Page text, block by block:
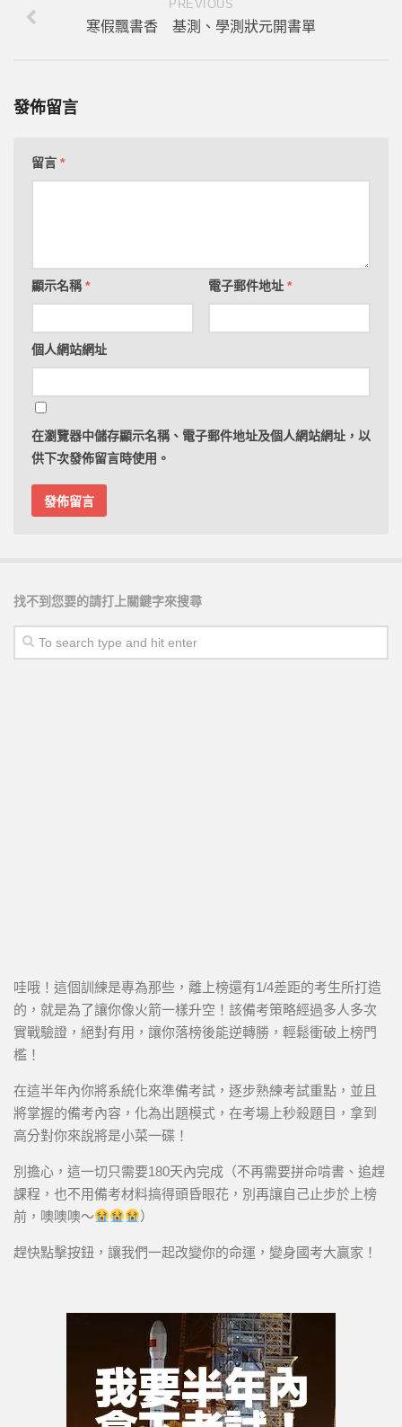
PREVIOUS
寒假飄書香 基測、學測狀元開書單
發佈留言
留言 *
顯示名稱* 電子郵件地址 *
個人網站網址
在瀏覽器中儲存顯示名稱、電子郵件地址及個人網站網址，以
供下次發佈留言時使用。
找不到您要的請打上關鍵字來搜尋
哇哦！這個訓練是專為那些，離上榜還有1/4差距的考生所打造
的，就是為了讓你像火箭一樣升空！該備考策略經過多人多次
實戰驗證，絕對有用，讓你落榜後能逆轉勝，輕鬆衝破上榜門
檻！
在這半年內你將系統化來準備考試，逐步熟練考試重點，並且
將掌握的備考內容，化為出題模式，在考場上秒殺題目，拿到
高分對你來說將是小菜一碟！
別擔心，這一切只需要180天內完成（不再需要拼命啃書、追趕
課程，也不用備考材料搞得頭昏眼花，別再讓自己止步於上榜
前，噢噢噢～
）
趕快點擊按鈕，讓我們一起改變你的命運，變身國考大贏家！